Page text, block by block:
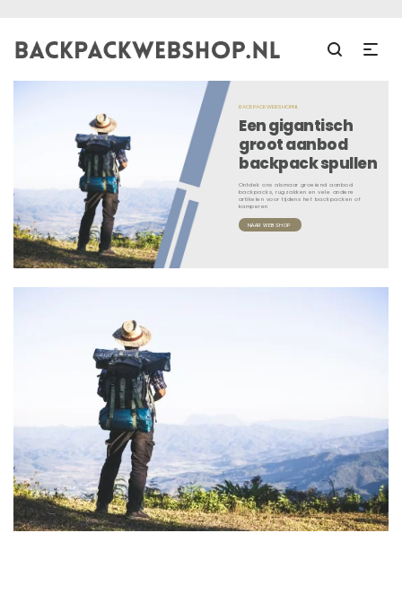
BACKPACKWEBSHOP.NL
Een gigantisch
groot aanbod
backpack spullen
Ontdek ons alsmaar groeiend aanbod
backpacks, rugzakken en vele andere
artikelen voor tijdens het backpacken of
kamperen
NAAR WEBSHOP